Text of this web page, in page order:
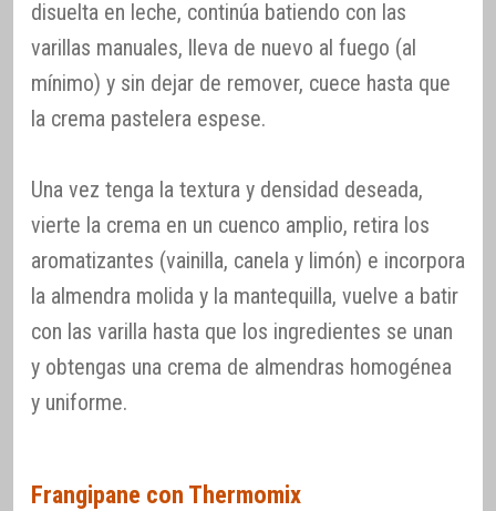
disuelta en leche, continúa batiendo con las
varillas manuales, lleva de nuevo al fuego (al
mínimo) y sin dejar de remover, cuece hasta que
la crema pastelera espese.
Una vez tenga la textura y densidad deseada,
vierte la crema en un cuenco amplio, retira los
aromatizantes (vainilla, canela y limón) e incorpora
la almendra molida y la mantequilla, vuelve a batir
con las varilla hasta que los ingredientes se unan
y obtengas una crema de almendras homogénea
y uniforme.
Frangipane con Thermomix